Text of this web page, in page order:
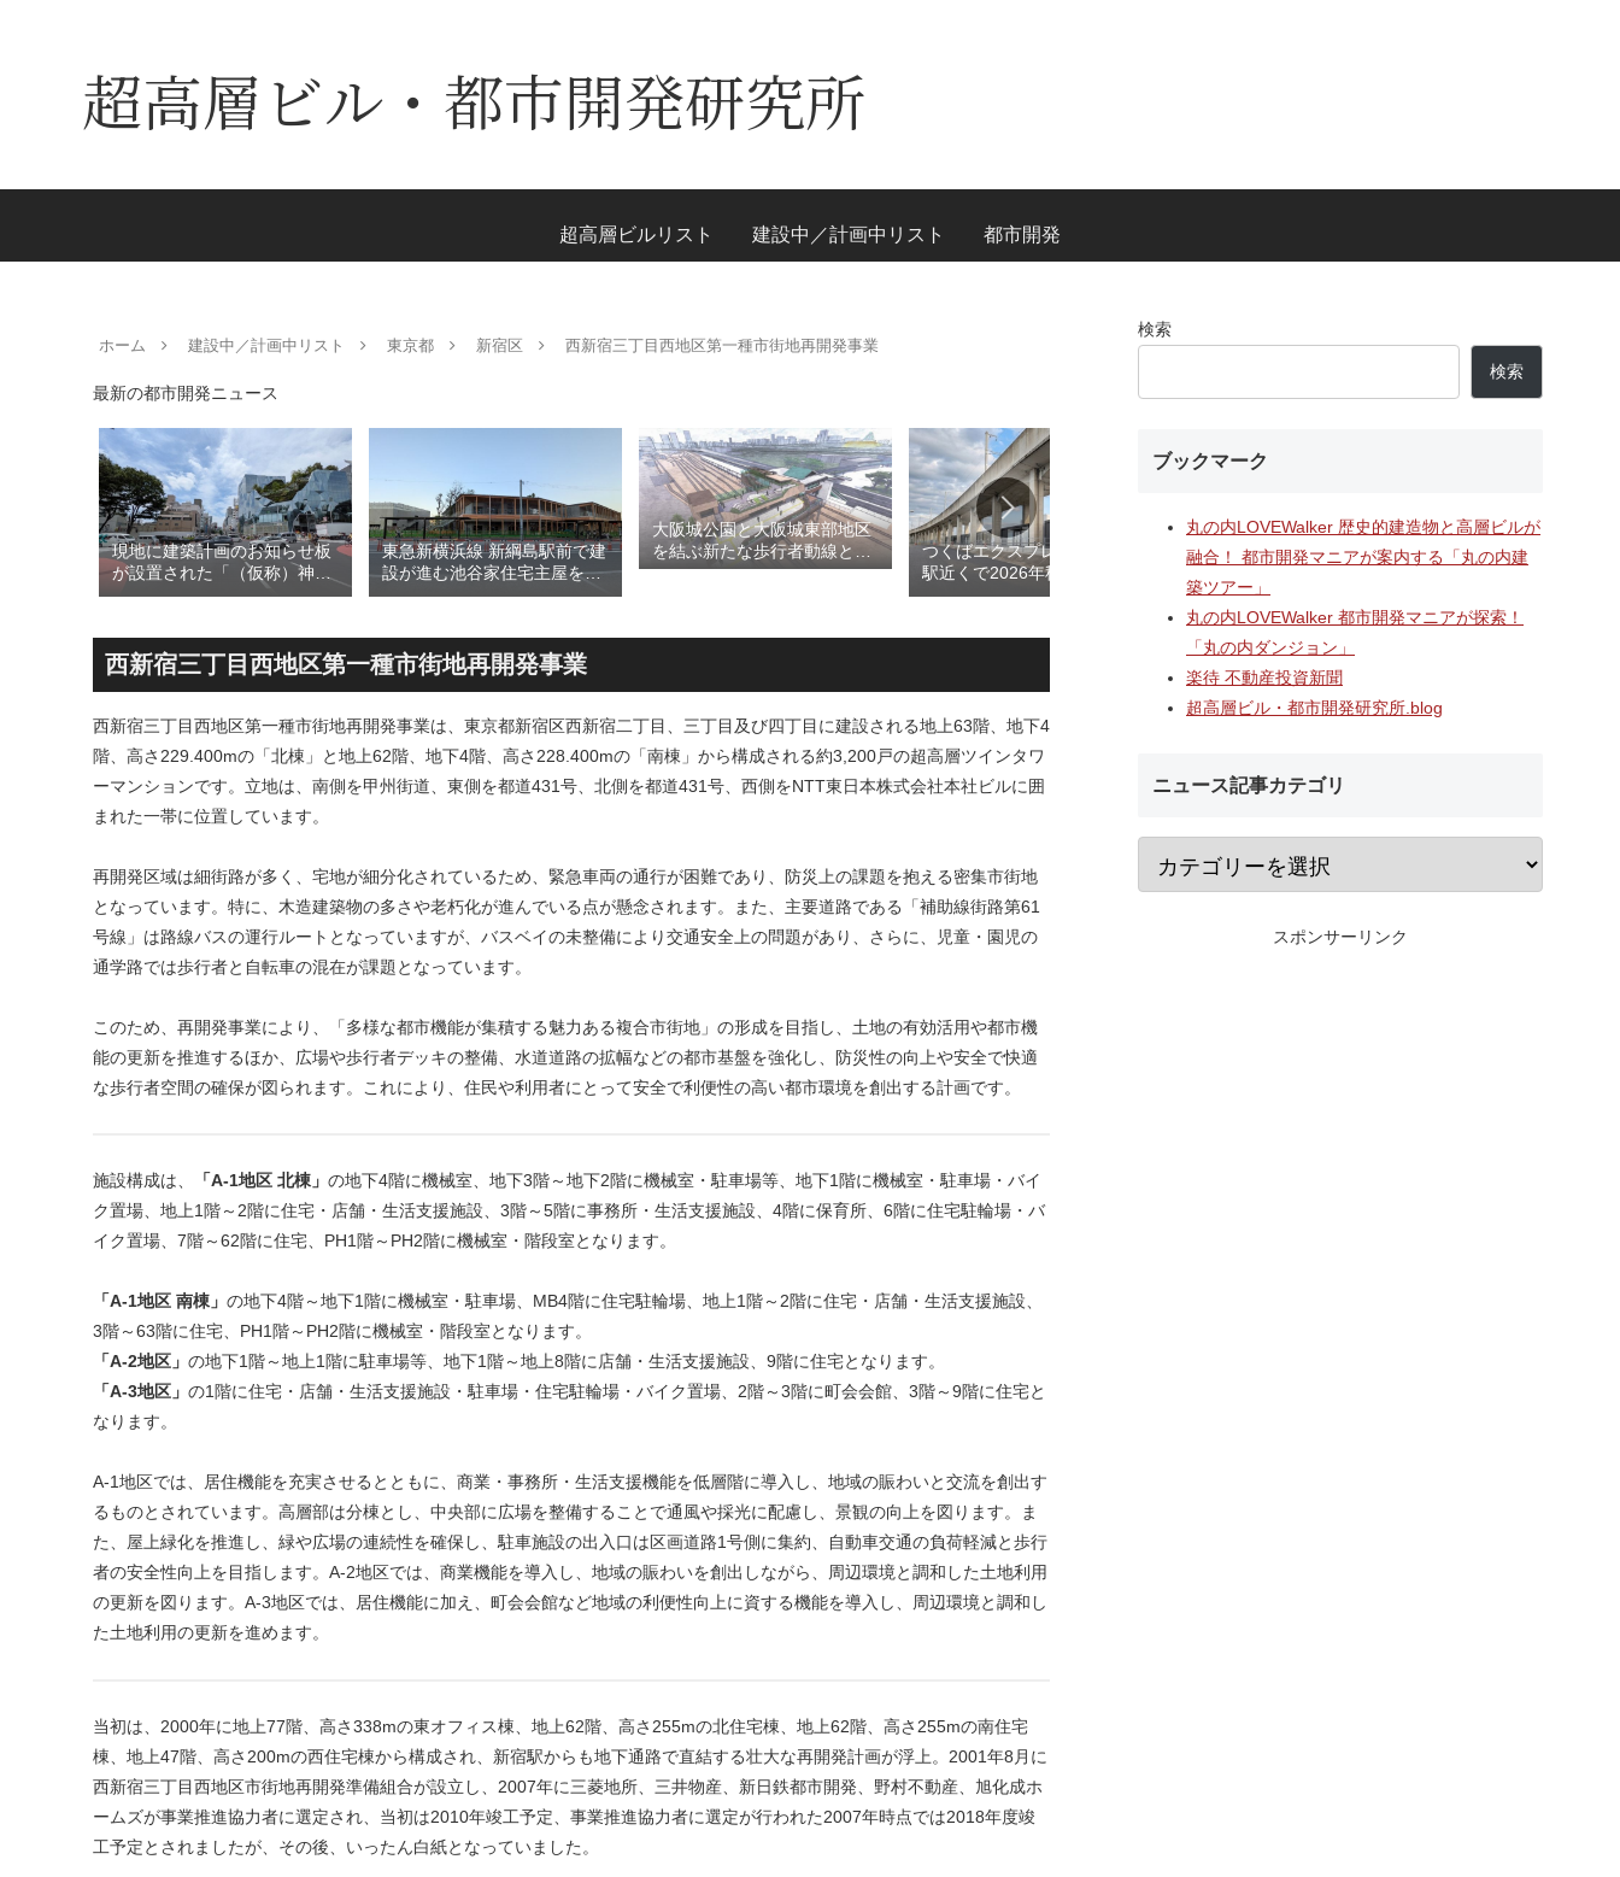
超高層ビル・都市開発研究所
超高層ビルリスト 建設中／計画中リスト 都市開発
ホーム 建設中／計画中リスト 東京都 新宿区 西新宿三丁目西地区第一種市街地再開発事業
最新の都市開発ニュース
現地に建築計画のお知らせ板
が設置された「（仮称）神宮
前六丁目八角館建替計
SANAA設計で神宮前交差点に
新たな商業施設誕生へ！！
東急新横浜線 新綱島駅前で建
設が進む池谷家住宅主屋を活
用した「新綱島MICCA」！！
による新たな駅前拠点が2026
年秋誕生へ！！
大阪城公園と大阪城東部地区
を結ぶ新たな歩行者動線とな
る「大阪城公園接続デッ
表！！
つくばエクスプレス研究学園
駅近くで2026年秋に開業する
高架下商業施設「寿横
跡地の開発計画や商業ビル建
海老名駅間地区のViNA
ズ）で建設中の「（仮称）フ
ァミリー棟」と「（仮称）ホ
テル温浴棟」2026年夏時点建
設状況！！天然温泉のほか子
育て・ペット関連の複合施設
の建設が進む！！
なんばのクボタ旧本
Kubota LaLa arena
西新宿三丁目西地区第一種市街地再開発事業
西新宿三丁目西地区第一種市街地再開発事業は、東京都新宿区西新宿二丁目、三丁目及び四丁目に建設される地上63階、地下4
階、高さ229.400mの「北棟」と地上62階、地下4階、高さ228.400mの「南棟」から構成される約3,200戸の超高層ツインタワ
ーマンションです。立地は、南側を甲州街道、東側を都道431号、北側を都道431号、西側をNTT東日本株式会社本社ビルに囲
まれた一帯に位置しています。
再開発区域は細街路が多く、宅地が細分化されているため、緊急車両の通行が困難であり、防災上の課題を抱える密集市街地
となっています。特に、木造建築物の多さや老朽化が進んでいる点が懸念されます。また、主要道路である「補助線街路第61
号線」は路線バスの運行ルートとなっていますが、バスベイの未整備により交通安全上の問題があり、さらに、児童・園児の
通学路では歩行者と自転車の混在が課題となっています。
このため、再開発事業により、「多様な都市機能が集積する魅力ある複合市街地」の形成を目指し、土地の有効活用や都市機
能の更新を推進するほか、広場や歩行者デッキの整備、水道道路の拡幅などの都市基盤を強化し、防災性の向上や安全で快適
な歩行者空間の確保が図られます。これにより、住民や利用者にとって安全で利便性の高い都市環境を創出する計画です。
施設構成は、 「A-1地区 北棟」 の地下4階に機械室、地下3階～地下2階に機械室・駐車場等、地下1階に機械室・駐車場・バイ
ク置場、地上1階～2階に住宅・店舗・生活支援施設、3階～5階に事務所・生活支援施設、4階に保育所、6階に住宅駐輪場・バ
イク置場、7階～62階に住宅、PH1階～PH2階に機械室・階段室となります。
「A-1地区 南棟」 の地下4階～地下1階に機械室・駐車場、MB4階に住宅駐輪場、地上1階～2階に住宅・店舗・生活支援施設、
3階～63階に住宅、PH1階～PH2階に機械室・階段室となります。
「A-2地区」 の地下1階～地上1階に駐車場等、地下1階～地上8階に店舗・生活支援施設、9階に住宅となります。
「A-3地区」 の1階に住宅・店舗・生活支援施設・駐車場・住宅駐輪場・バイク置場、2階～3階に町会会館、3階～9階に住宅と
なります。
A-1地区では、居住機能を充実させるとともに、商業・事務所・生活支援機能を低層階に導入し、地域の賑わいと交流を創出す
るものとされています。高層部は分棟とし、中央部に広場を整備することで通風や採光に配慮し、景観の向上を図ります。ま
た、屋上緑化を推進し、緑や広場の連続性を確保し、駐車施設の出入口は区画道路1号側に集約、自動車交通の負荷軽減と歩行
者の安全性向上を目指します。A-2地区では、商業機能を導入し、地域の賑わいを創出しながら、周辺環境と調和した土地利用
の更新を図ります。A-3地区では、居住機能に加え、町会会館など地域の利便性向上に資する機能を導入し、周辺環境と調和し
た土地利用の更新を進めます。
当初は、2000年に地上77階、高さ338mの東オフィス棟、地上62階、高さ255mの北住宅棟、地上62階、高さ255mの南住宅
棟、地上47階、高さ200mの西住宅棟から構成され、新宿駅からも地下通路で直結する壮大な再開発計画が浮上。2001年8月に
西新宿三丁目西地区市街地再開発準備組合が設立し、2007年に三菱地所、三井物産、新日鉄都市開発、野村不動産、旭化成ホ
ームズが事業推進協力者に選定され、当初は2010年竣工予定、事業推進協力者に選定が行われた2007年時点では2018年度竣
工予定とされましたが、その後、いったん白紙となっていました。
検索
検索
ブックマーク
丸の内LOVEWalker 歴史的建造物と高層ビルが
融合！ 都市開発マニアが案内する「丸の内建
築ツアー」
丸の内LOVEWalker 都市開発マニアが探索！
「丸の内ダンジョン」
楽待 不動産投資新聞
超高層ビル・都市開発研究所.blog
ニュース記事カテゴリ
スポンサーリンク